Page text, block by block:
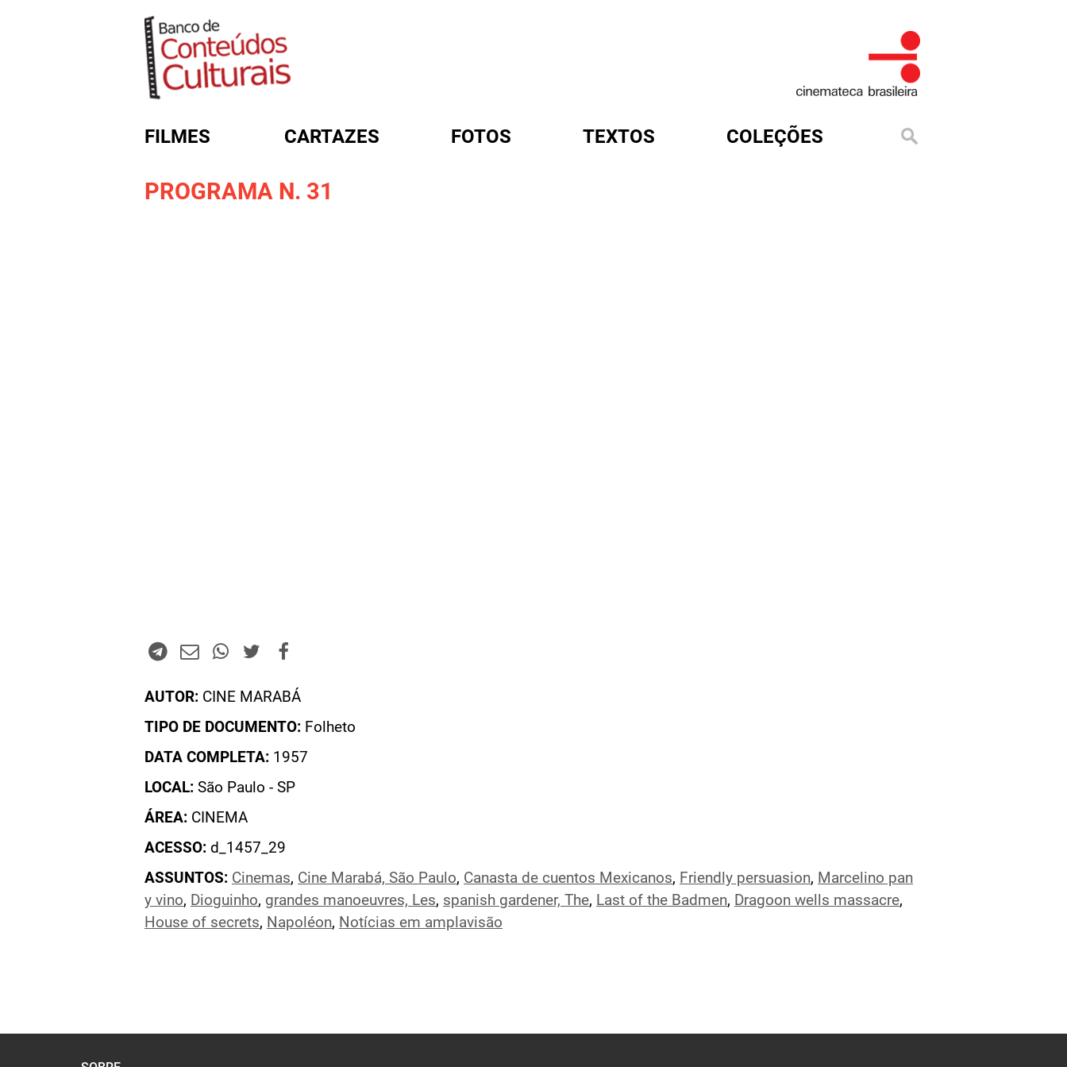
FILMES CARTAZES FOTOS TEXTOS COLEÇÕES
PROGRAMA N. 31
AUTOR: CINE MARABÁ
TIPO DE DOCUMENTO: Folheto
DATA COMPLETA: 1957
LOCAL: São Paulo - SP
ÁREA: CINEMA
ACESSO: d_1457_29
ASSUNTOS: Cinemas, Cine Marabá, São Paulo, Canasta de cuentos Mexicanos, Friendly persuasion, Marcelino pan
y vino, Dioguinho, grandes manoeuvres, Les, spanish gardener, The, Last of the Badmen, Dragoon wells massacre,
House of secrets, Napoléon, Notícias em amplavisão